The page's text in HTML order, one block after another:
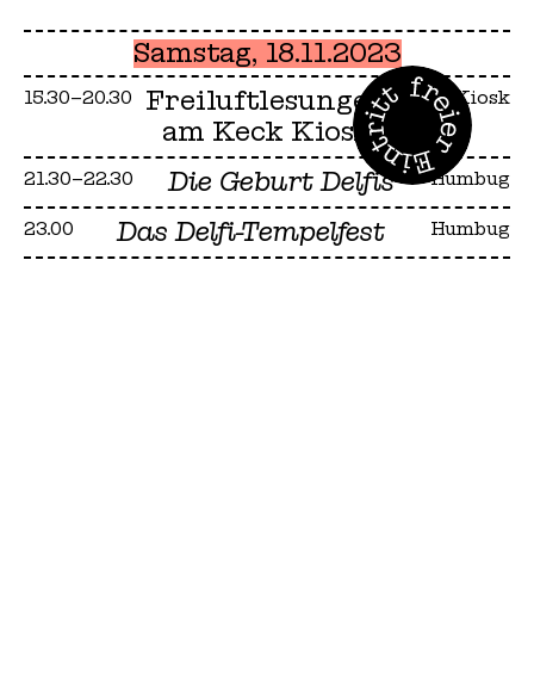
Samstag, 18.11.2023
15.30–20.30 Keck Kiosk
Freiluftlesungen
am Keck Kiosk
21.30–22.30 Humbug
Die Geburt Delfis
23.00 Humbug
Das Delfi-Tempelfest